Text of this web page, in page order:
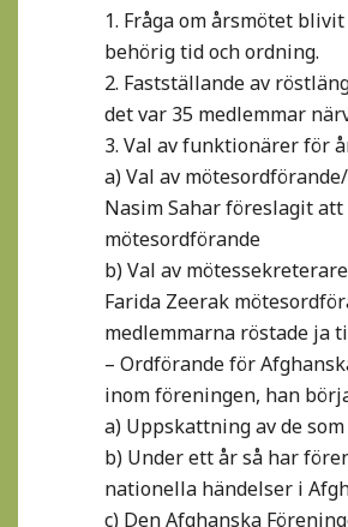
1. Fråga om årsmötet
behörig tid och ordning.
2. Fastställande av
det var 35 medlemmar
3. Val av funktionärer för
a) Val av mötesordförande/
Nasim Sahar föreslagit
mötesordförande
b) Val av
Farida Zeerak
medlemmarna röstade ja
– Ordförande för
inom föreningen, han
a) Uppskattning av de
b) Under ett år så har
nationella händelser i